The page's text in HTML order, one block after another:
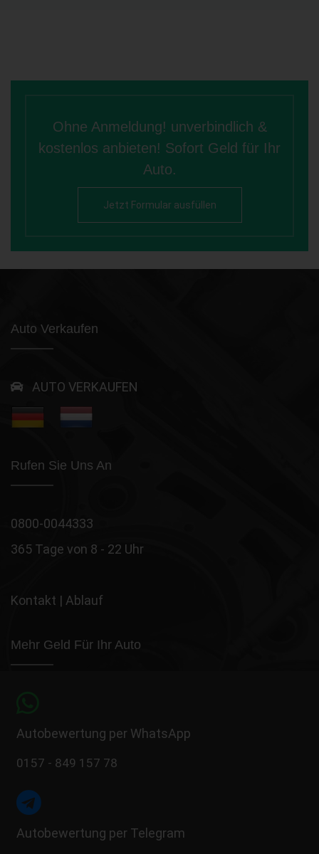
Ohne Anmeldung! unverbindlich &
kostenlos anbieten! Sofort Geld für Ihr
Auto.
Jetzt Formular ausfüllen
Auto Verkaufen
AUTO VERKAUFEN
Rufen Sie Uns An
0800-0044333
365 Tage von 8 - 22 Uhr
Kontakt | Ablauf
Mehr Geld Für Ihr Auto
Autobewertung per WhatsApp
0157 - 849 157 78
Autobewertung per Telegram